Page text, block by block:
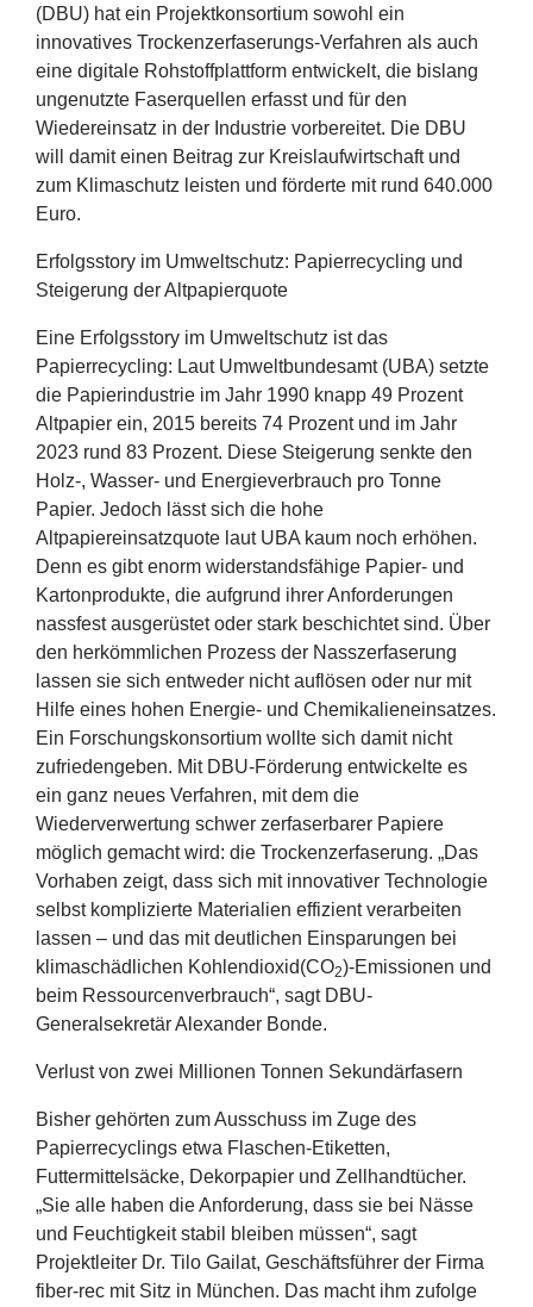
(DBU) hat ein Projektkonsortium sowohl ein
innovatives Trockenzerfaserungs-Verfahren als auch
eine digitale Rohstoffplattform entwickelt, die bislang
ungenutzte Faserquellen erfasst und für den
Wiedereinsatz in der Industrie vorbereitet. Die DBU
will damit einen Beitrag zur Kreislaufwirtschaft und
zum Klimaschutz leisten und förderte mit rund 640.000
Euro.
Erfolgsstory im Umweltschutz: Papierrecycling und
Steigerung der Altpapierquote
Eine Erfolgsstory im Umweltschutz ist das
Papierrecycling: Laut Umweltbundesamt (UBA) setzte
die Papierindustrie im Jahr 1990 knapp 49 Prozent
Altpapier ein, 2015 bereits 74 Prozent und im Jahr
2023 rund 83 Prozent. Diese Steigerung senkte den
Holz‑, Wasser- und Energieverbrauch pro Tonne
Papier. Jedoch lässt sich die hohe
Altpapiereinsatzquote laut UBA kaum noch erhöhen.
Denn es gibt enorm widerstandsfähige Papier- und
Kartonprodukte, die aufgrund ihrer Anforderungen
nassfest ausgerüstet oder stark beschichtet sind. Über
den herkömmlichen Prozess der Nasszerfaserung
lassen sie sich entweder nicht auflösen oder nur mit
Hilfe eines hohen Energie- und Chemikalieneinsatzes.
Ein Forschungskonsortium wollte sich damit nicht
zufriedengeben. Mit DBU-Förderung entwickelte es
ein ganz neues Verfahren, mit dem die
Wiederverwertung schwer zerfaserbarer Papiere
möglich gemacht wird: die Trockenzerfaserung. „Das
Vorhaben zeigt, dass sich mit innovativer Technologie
selbst komplizierte Materialien effizient verarbeiten
lassen – und das mit deutlichen Einsparungen bei
klimaschädlichen Kohlendioxid(CO2)-Emissionen und
beim Ressourcenverbrauch“, sagt DBU-
Generalsekretär Alexander Bonde.
Verlust von zwei Millionen Tonnen Sekundärfasern
Bisher gehörten zum Ausschuss im Zuge des
Papierrecyclings etwa Flaschen-Etiketten,
Futtermittelsäcke, Dekorpapier und Zellhandtücher.
„Sie alle haben die Anforderung, dass sie bei Nässe
und Feuchtigkeit stabil bleiben müssen“, sagt
Projektleiter Dr. Tilo Gailat, Geschäftsführer der Firma
fiber-rec mit Sitz in München. Das macht ihm zufolge